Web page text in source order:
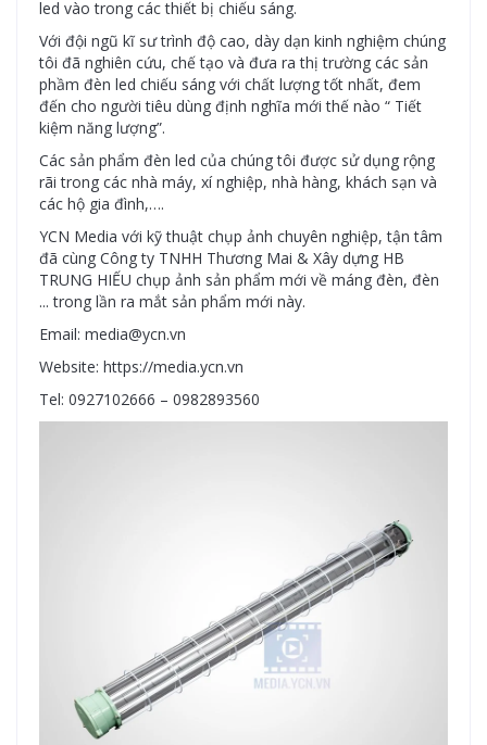
led vào trong các thiết bị chiếu sáng.
Với đội ngũ kĩ sư trình độ cao, dày dạn kinh nghiệm chúng
tôi đã nghiên cứu, chế tạo và đưa ra thị trường các sản
phầm đèn led chiếu sáng với chất lượng tốt nhất, đem
đến cho người tiêu dùng định nghĩa mới thế nào “ Tiết
kiệm năng lượng”.
Các sản phẩm đèn led của chúng tôi được sử dụng rộng
rãi trong các nhà máy, xí nghiệp, nhà hàng, khách sạn và
các hộ gia đình,….
YCN Media với kỹ thuật chụp ảnh chuyên nghiệp, tận tâm
đã cùng Công ty TNHH Thương Mai & Xây dựng HB
TRUNG HIẾU chụp ảnh sản phẩm mới về máng đèn, đèn
... trong lần ra mắt sản phẩm mới này.
Email: media@ycn.vn
Website: https://media.ycn.vn
Tel: 0927102666 – 0982893560